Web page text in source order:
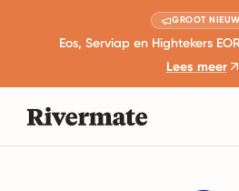
GROOT
Eos, Serviap en Hightekers
Lees meer